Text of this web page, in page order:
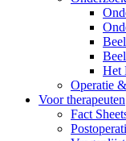
Het
Operatie
Voor therapeuten
Fact